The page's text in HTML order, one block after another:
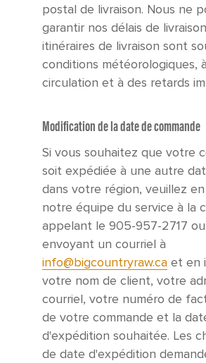
postal de livraison. Nous ne
garantir nos délais de
itinéraires de livraison sont
conditions météorologiques,
circulation et à des retards
Modification de la date de commande
Si vous souhaitez que votre
soit expédiée à une autre
dans votre région, veuillez
notre équipe du service à la
appelant le 905-957-2717
envoyant un courriel à
info@bigcountryraw.ca et en
votre nom de client, votre
courriel, votre numéro de
de votre commande et la
d'expédition souhaitée. Les
de date d'expédition